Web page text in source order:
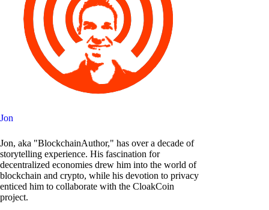
Jon
Jon, aka "BlockchainAuthor," has over a decade of
storytelling experience. His fascination for
decentralized economies drew him into the world of
blockchain and crypto, while his devotion to privacy
enticed him to collaborate with the CloakCoin
project.